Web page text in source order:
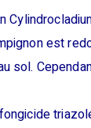
est
sol.